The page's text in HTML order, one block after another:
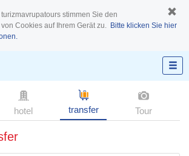
stimmen Sie den
Cookies auf Ihrem Gerät zu. Bitte klicken Sie hier
hotel transfer Tour